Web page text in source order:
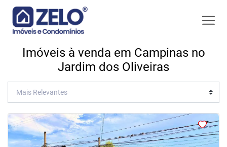
Imóveis à venda em Campinas no
Jardim dos Oliveiras
< <<